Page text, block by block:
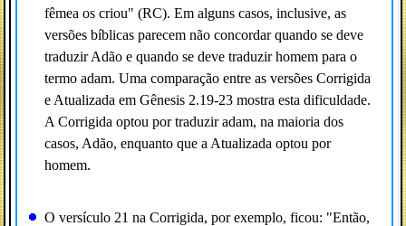
fêmea os criou" (RC). Em alguns casos, inclusive, as
versões bíblicas parecem não concordar quando se deve
traduzir Adão e quando se deve traduzir homem para o
termo adam. Uma comparação entre as versões Corrigida
e Atualizada em Gênesis 2.19-23 mostra esta dificuldade.
A Corrigida optou por traduzir adam, na maioria dos
casos, Adão, enquanto que a Atualizada optou por
homem.
O versículo 21 na Corrigida, por exemplo, ficou: "Então,